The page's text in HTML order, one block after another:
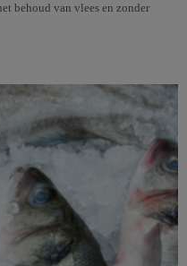
behoud van vlees en zonder